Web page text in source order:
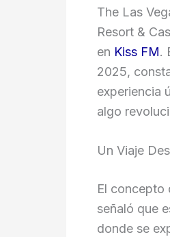
The Las
Resort &
en Kiss FM.
2025,
experiencia
algo
Un Viaje
El concepto
señaló que
donde se